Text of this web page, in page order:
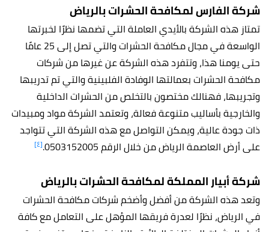
شركة الفارس لمكافحة الحشراتبالرياض
تمتاز هذه الشركة بالأيدي العاملة التي تضمها نظرًا لخبرتها
الواسعة في مجال مكافحة الحشرات والتي تصل إلى 25 عامًا
حتى يومنا هذا، وتتفرد هذه الشركة عن غيرها من شركات
مكافحة الحشرات بعمالتها الوفادة الفلبينية والتي تم تدريبها
وتجريبها، فهنالك مختصون بالتخلص من الحشرات الداخلية
والخارجية بأساليب متنوعة فعالة، وتعتمد الشركة مواد ومبيدات
ذات جودة عالية، ويمكن التواصل مع هذه الشركة التي تتواجد
على أرض العاصمة الرياض من خلال الرقم 0503152005.
[٤]
شركة أبيار المملكة لمكافحة الحشراتبالرياض
وتعد هذه الشركة من أفضل وأضخم شركات مكافحة الحشرات
في الرياض، نظرًا لعدرة فريقها المؤهل على التعامل مع كافة